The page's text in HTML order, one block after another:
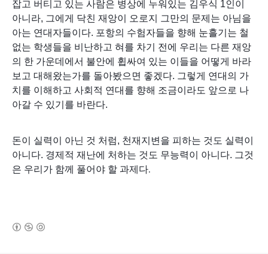
잡고 버티고 있는 사람은 병상에 누워있는 김우식 1인이
아니라, 그에게 닥친 재앙이 오로지 그만의 문제는 아님을
아는 연대자들이다. 포항의 수험자들을 향해 눈흘기는 철
없는 학생들을 비난하고 혀를 차기 전에 우리는 다른 재앙
의 한 가운데에서 불안에 휩싸여 있는 이들을 어떻게 바라
보고 대해왔는가를 돌아봤으면 좋겠다. 그렇게 연대의 가
치를 이해하고 사회적 연대를 향해 조금이라도 앞으로 나
아갈 수 있기를 바란다.
돈이 실력이 아닌 것 처럼, 천재지변을 피하는 것도 실력이
아니다. 경제적 재난에 처하는 것도 무능력이 아니다. 그것
은 우리가 함께 풀어야 할 과제다.